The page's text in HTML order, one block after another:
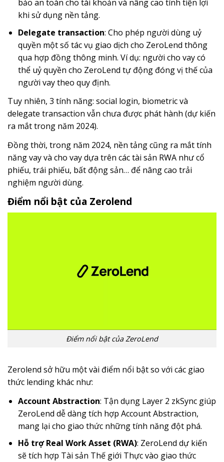
bảo an toàn cho tài khoản và nâng cao tính tiện lợi
khi sử dụng nền tảng.
Delegate transaction: Cho phép người dùng uỷ
quyền một số tác vụ giao dịch cho ZeroLend thông
qua hợp đồng thông minh. Ví dụ: người cho vay có
thể uỷ quyền cho ZeroLend tự động đóng vị thế của
người vay theo quy định.
Tuy nhiên, 3 tính năng: social login, biometric và
delegate transaction vẫn chưa được phát hành (dự kiến
ra mắt trong năm 2024).
Đồng thời, trong năm 2024, nền tảng cũng ra mắt tính
năng vay và cho vay dựa trên các tài sản RWA như cổ
phiếu, trái phiếu, bất động sản… để nâng cao trải
nghiệm người dùng.
Điểm nổi bật của Zerolend
Điểm nổi bật của ZeroLend
Zerolend sở hữu một vài điểm nổi bật so với các giao
thức lending khác như:
Account Abstraction: Tận dụng Layer 2 zkSync giúp
ZeroLend dễ dàng tích hợp Account Abstraction,
mang lại cho giao thức những tính năng đột phá.
Hỗ trợ Real Work Asset (RWA): ZeroLend dự kiến
sẽ tích hợp Tài sản Thế giới Thực vào giao thức